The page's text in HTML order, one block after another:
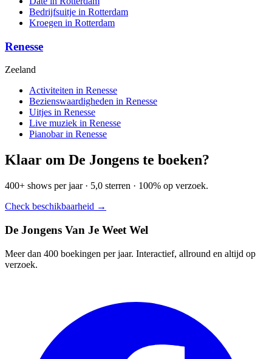
Bedrijfsuitje in Rotterdam
Kroegen in Rotterdam
Renesse
Zeeland
Activiteiten in Renesse
Bezienswaardigheden in Renesse
Uitjes in Renesse
Live muziek in Renesse
Pianobar in Renesse
Klaar om De Jongens te boeken?
400+ shows per jaar · 5,0 sterren · 100% op verzoek.
Check beschikbaarheid →
De Jongens Van Je Weet Wel
Meer dan 400 boekingen per jaar. Interactief, allround en altijd op
verzoek.